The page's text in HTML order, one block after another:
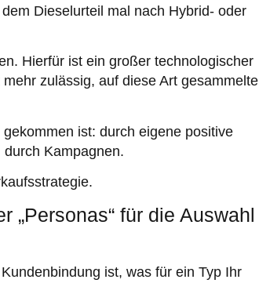
Dieselurteil mal nach Hybrid- oder
Hierfür ist ein großer technologischer
zulässig, auf diese Art gesammelte
ist: durch eigene positive
Kampagnen.
„Personas“ für die Auswahl
ist, was für ein Typ Ihr